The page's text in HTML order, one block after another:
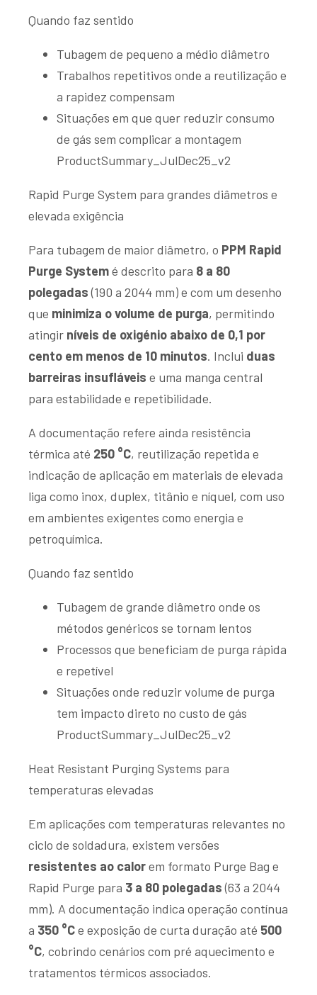
Quando faz sentido
Tubagem de pequeno a médio diâmetro
Trabalhos repetitivos onde a reutilização e
a rapidez compensam
Situações em que quer reduzir consumo
de gás sem complicar a montagem
ProductSummary_JulDec25_v2
Rapid Purge System para grandes diâmetros e
elevada exigência
Para tubagem de maior diâmetro, o PPM Rapid
Purge Systemé descrito para 8 a 80
polegadas(190 a 2044 mm) e com um desenho
que minimiza o volume de purga, permitindo
atingir níveis de oxigénio abaixo de 0,1 por
cento em menos de 10 minutos. Inclui duas
barreiras insufláveis e uma manga central
para estabilidade e repetibilidade.
A documentação refere ainda resistência
térmica até 250 °C, reutilização repetida e
indicação de aplicação em materiais de elevada
liga como inox, duplex, titânio e níquel, com uso
em ambientes exigentes como energia e
petroquímica.
Quando faz sentido
Tubagem de grande diâmetro onde os
métodos genéricos se tornam lentos
Processos que beneficiam de purga rápida
e repetível
Situações onde reduzir volume de purga
tem impacto direto no custo de gás
ProductSummary_JulDec25_v2
Heat Resistant Purging Systems para
temperaturas elevadas
Em aplicações com temperaturas relevantes no
ciclo de soldadura, existem versões
resistentes ao calorem formato Purge Bag e
Rapid Purge para 3 a 80 polegadas(63 a 2044
mm). A documentação indica operação contínua
a 350 °Ce exposição de curta duração até 500
°C, cobrindo cenários com pré aquecimento e
tratamentos térmicos associados.